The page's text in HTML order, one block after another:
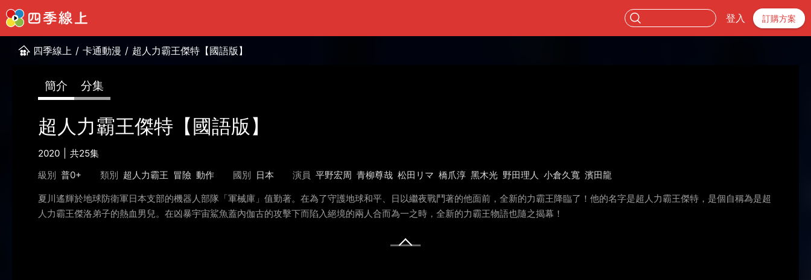
登入 訂購方案
四季線上 / 卡通動漫 / 超人力霸王傑特【國語版】
簡介 分集
超人力霸王傑特【國語版】
2020
共25集
級別 普0+ 類別 超人力霸王 冒險 動作 國別 日本 演員 平野宏周 青柳尊哉 松田リマ 橋爪淳 黑木光 野田理人 小倉久寬 濱田龍
夏川遙輝於地球防衛軍日本支部的機器人部隊「軍械庫」值勤著。在為了守護地球和平、日以繼夜戰鬥著的他面前，全新的力霸王降臨了！他的名字是超人力霸王傑特，是個自稱為是超
人力霸王傑洛弟子的熱血男兒。在凶暴宇宙鯊魚蓋內伽古的攻擊下而陷入絕境的兩人合而為一之時，全新的力霸王物語也隨之揭幕！